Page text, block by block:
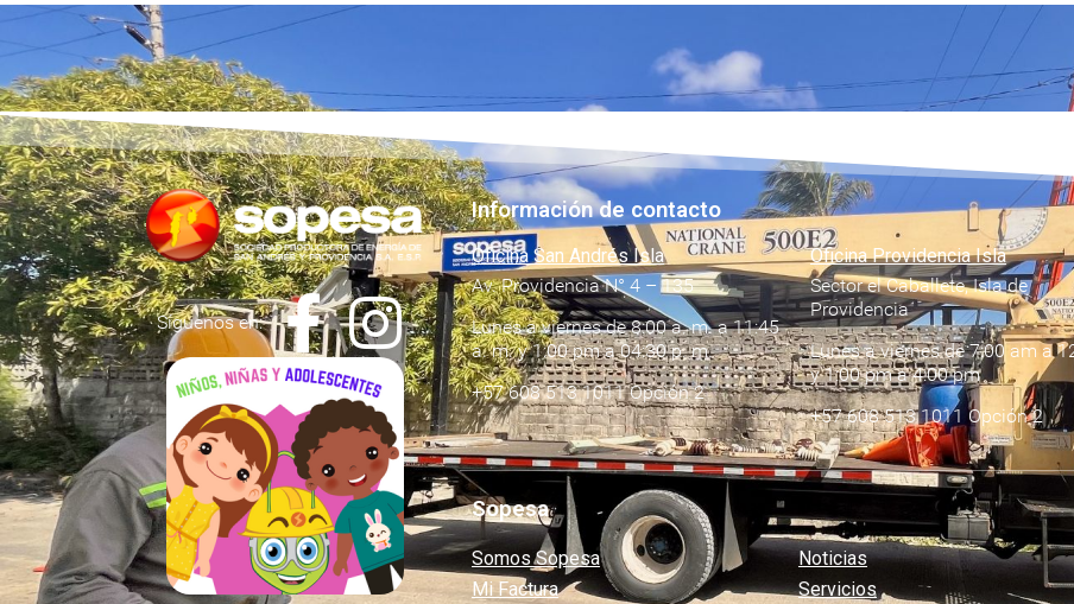
Síguenos en:
Información de contacto
Oficina San Andrés Isla
Av. Providencia N° 4 – 135
Lunes a viernes de 8:00 a. m. a 11:45
a. m. y 1:00 pm a 04:30 p. m.
+57 608 513 1011 Opción 2
Oficina Providencia Isla
Sector el Caballete, Isla de
Providencia
Lunes a viernes de 7:00 am a
y 1:00 pm a 4:00 pm
+57 608 513 1011 Opción 2
Sopesa
Somos Sopesa
Noticias
Mi Factura
Servicios